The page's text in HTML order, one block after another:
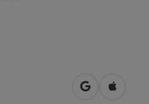
Otevřít vOtevřít